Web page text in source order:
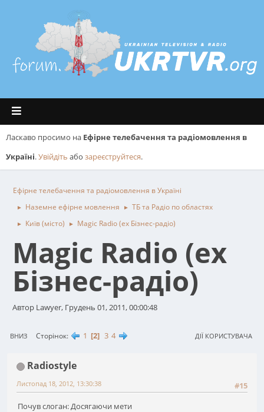
Ласкаво просимо на Ефірне телебачення та радіомовлення в
Україні.Увійдіть або зареєструйтеся.
Ефірне телебачення та радіомовлення в Україні
► Наземне ефірне мовлення ► ТБ та Радіо по областях
► Київ (місто) ► Magic Radio (ex Бізнес-радіо)
Magic Radio (ex
Бізнес-радіо)
Автор Lawyer, Грудень 01, 2011, 00:00:48
ВНИЗ Сторінок 1 2 3 4 ДІЇ КОРИСТУВАЧА
Radiostyle
#15
Листопад 18, 2012, 13:30:38
Почув слоган: Досягаючи мети